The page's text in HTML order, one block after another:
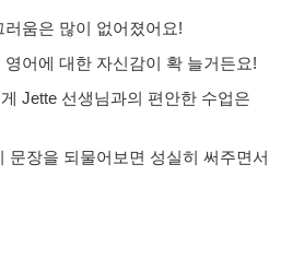
움은 많이 없어졌어요!
어에 대한 자신감이 확 늘거든요!
Jette 선생님과의 편안한 수업은
문장을 되물어보면 성실히 써주면서